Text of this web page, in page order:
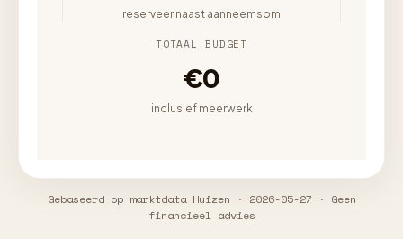
reserveer naast aanneemsom
TOTAAL BUDGET
€0
inclusief meerwerk
Gebaseerd op marktdata Huizen · 2026-05-27 · Geen
financieel advies